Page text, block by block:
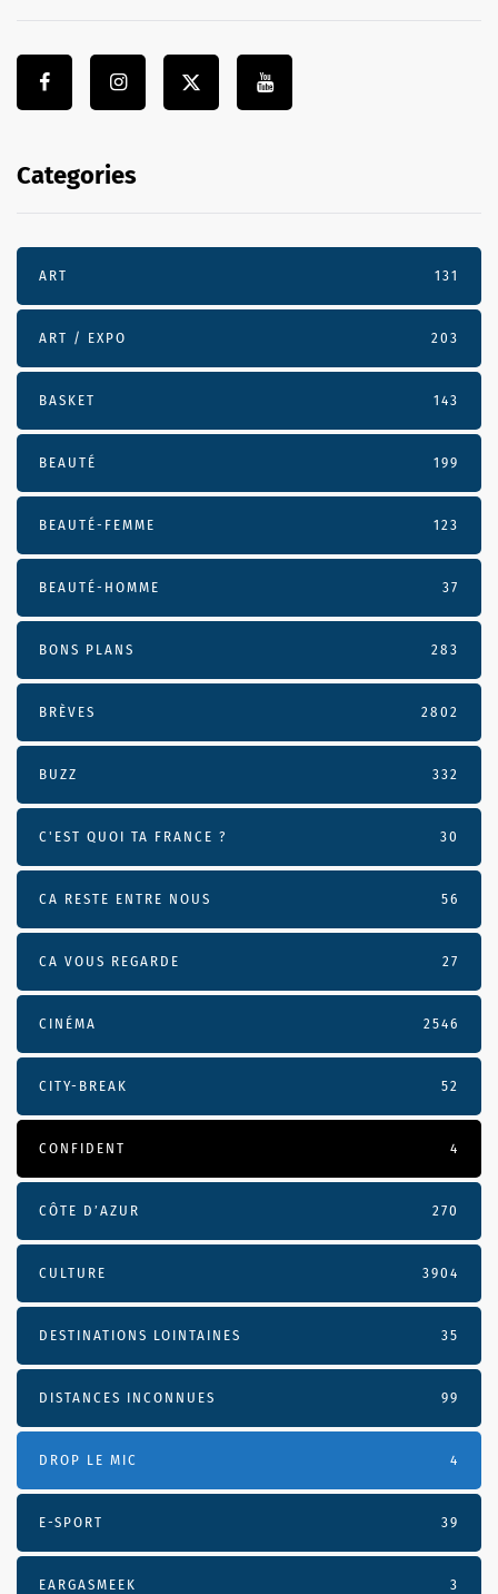
Categories
ART 131
ART / EXPO 203
BASKET 143
BEAUTÉ 199
BEAUTÉ-FEMME 123
BEAUTÉ-HOMME 37
BONS PLANS 283
BRÈVES 2802
BUZZ 332
C'EST QUOI TA FRANCE ? 30
CA RESTE ENTRE NOUS 56
CA VOUS REGARDE 27
CINÉMA 2546
CITY-BREAK 52
CONFIDENT 4
CÔTE D’AZUR 270
CULTURE 3904
DESTINATIONS LOINTAINES 35
DISTANCES INCONNUES 99
DROP LE MIC 4
E-SPORT 39
EARGASMEEK 3